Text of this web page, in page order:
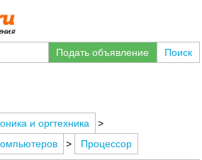
Подать объявление
Поиск
и оргтехника
>
> Процессор